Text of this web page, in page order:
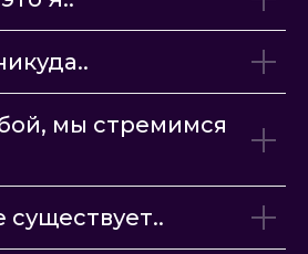
мы стремимся
существует..